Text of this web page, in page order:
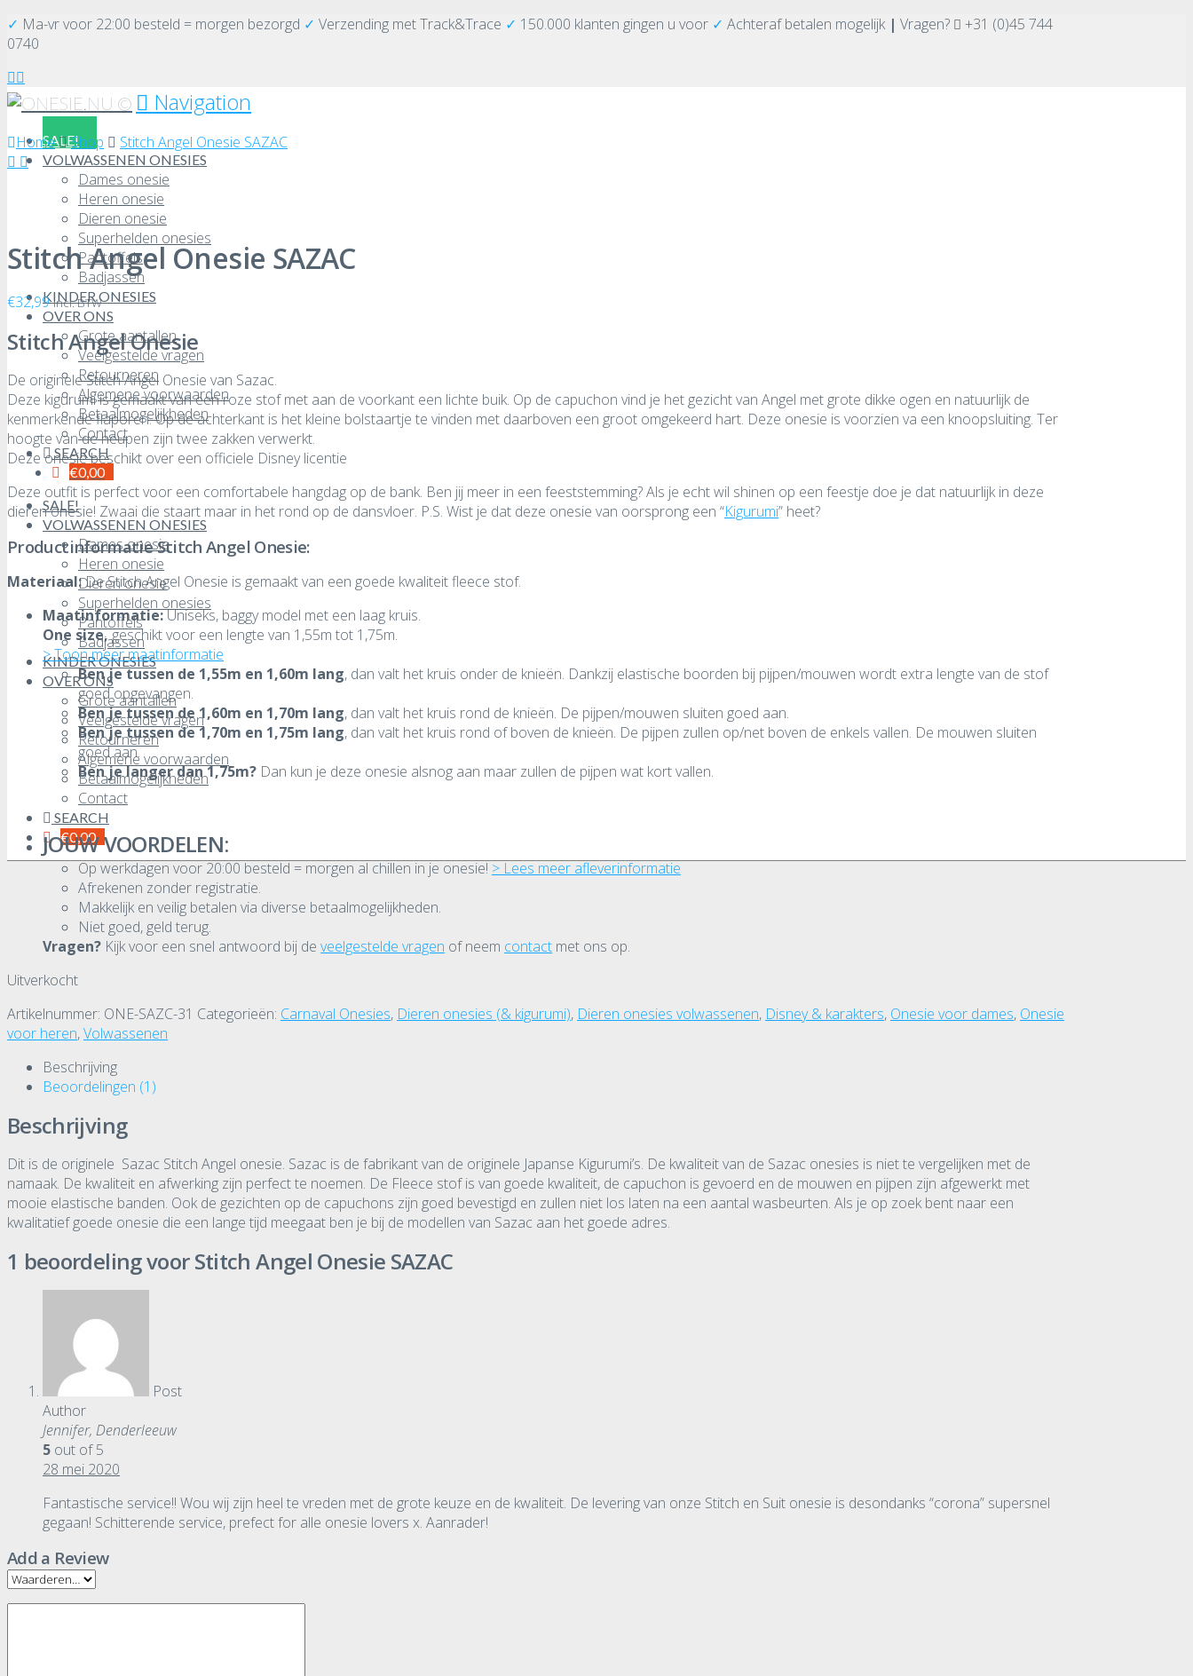
✓ Ma-vr voor 22:00 besteld = morgen bezorgd ✓ Verzending met Track&Trace ✓ 150.000 klanten gingen u voor ✓ Achteraf betalen mogelijk | Vragen?
+31 (0)45 744
0740
Navigation
SALE!
VOLWASSENEN ONESIES
Dames onesie
Heren onesie
Dieren onesie
Superhelden onesies
Pantoffels
Badjassen
KINDER ONESIES
OVER ONS
Grote aantallen
Veelgestelde vragen
Retourneren
Algemene voorwaarden
Betaalmogelijkheden
Contact
SEARCH
€0,00
SALE!
VOLWASSENEN ONESIES
Dames onesie
Heren onesie
Dieren onesie
Superhelden onesies
Pantoffels
Badjassen
KINDER ONESIES
OVER ONS
Grote aantallen
Veelgestelde vragen
Retourneren
Algemene voorwaarden
Betaalmogelijkheden
Contact
SEARCH
€0,00
Home Shop Stitch Angel Onesie SAZAC
Stitch Angel Onesie SAZAC
€32,99 incl. BTW
Stitch Angel Onesie
De originele Stitch Angel Onesie van Sazac.
Deze kigurumi is gemaakt van een roze stof met aan de voorkant een lichte buik. Op de capuchon vind je het gezicht van Angel met grote dikke ogen en natuurlijk de
kenmerkende flaporen. Op de achterkant is het kleine bolstaartje te vinden met daarboven een groot omgekeerd hart. Deze onesie is voorzien va een knoopsluiting. Ter
hoogte van de heupen zijn twee zakken verwerkt.
Deze onesie beschikt over een officiele Disney licentie
Deze outfit is perfect voor een comfortabele hangdag op de bank. Ben jij meer in een feeststemming? Als je echt wil shinen op een feestje doe je dat natuurlijk in deze
dieren onesie! Zwaai die staart maar in het rond op de dansvloer. P.S. Wist je dat deze onesie van oorsprong een “Kigurumi” heet?
Productinformatie Stitch Angel Onesie:
Materiaal:De Stitch Angel Onesie is gemaakt van een goede kwaliteit fleece stof.
Maatinformatie:Uniseks, baggy model met een laag kruis.
One size,geschikt voor een lengte van 1,55m tot 1,75m.
> Toon meer maatinformatie
Ben je tussen de 1,55m en 1,60m lang, dan valt het kruis onder de knieën. Dankzij elastische boorden bij pijpen/mouwen wordt extra lengte van de stof
goed opgevangen.
Ben je tussen de 1,60m en 1,70m lang, dan valt het kruis rond de knieën. De pijpen/mouwen sluiten goed aan.
Ben je tussen de 1,70m en 1,75m lang, dan valt het kruis rond of boven de knieën. De pijpen zullen op/net boven de enkels vallen. De mouwen sluiten
goed aan.
Ben je langer dan 1,75m? Dan kun je deze onesie alsnog aan maar zullen de pijpen wat kort vallen.
JOUW VOORDELEN:
Op werkdagen voor 20:00 besteld = morgen al chillen in je onesie! > Lees meer afleverinformatie
Afrekenen zonder registratie.
Makkelijk en veilig betalen via diverse betaalmogelijkheden.
Niet goed, geld terug.
Vragen? Kijk voor een snel antwoord bij de veelgestelde vragen of neem contact met ons op.
Uitverkocht
Artikelnummer: ONE-SAZC-31 Categorieën: Carnaval Onesies, Dieren onesies (& kigurumi), Dieren onesies volwassenen, Disney & karakters, Onesie voor dames, Onesie
voor heren,Volwassenen
Beschrijving
Beoordelingen (1)
Beschrijving
Dit is de originele Sazac Stitch Angel onesie. Sazac is de fabrikant van de originele Japanse Kigurumi’s. De kwaliteit van de Sazac onesies is niet te vergelijken met de
namaak. De kwaliteit en afwerking zijn perfect te noemen. De Fleece stof is van goede kwaliteit, de capuchon is gevoerd en de mouwen en pijpen zijn afgewerkt met
mooie elastische banden. Ook de gezichten op de capuchons zijn goed bevestigd en zullen niet los laten na een aantal wasbeurten. Als je op zoek bent naar een
kwalitatief goede onesie die een lange tijd meegaat ben je bij de modellen van Sazac aan het goede adres.
1 beoordeling voorStitch Angel Onesie SAZAC
Post
Author
Jennifer, Denderleeuw
5 out of 5
28 mei 2020
Fantastische service!! Wou wij zijn heel te vreden met de grote keuze en de kwaliteit. De levering van onze Stitch en Suit onesie is desondanks “corona” supersnel
gegaan! Schitterende service, prefect for alle onesie lovers x. Aanrader!
Add a Review